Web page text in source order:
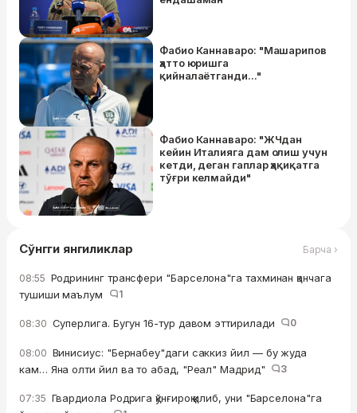
Фабио Каннаваро: "Машарипов
ҳатто юришга
қийналаётганди..."
Фабио Каннаваро: "ЖЧдан
кейин Италияга дам олиш учун
кетди, деган гаплар ҳақиқатга
тўғри келмайди"
Сўнгги янгиликлар Барча ›
08:55 Родрининг трансфери "Барселона"га тахминан қанчага
тушиши маълум
1
08:30 Суперлига. Бугун 16-тур давом эттирилади 0
08:00 Винисиус: "Бернабеу"даги саккиз йил — бу жуда
кам… Яна олти йил ва то абад, "Реал" Мадрид"
3
07:35 Гвардиола Родрига қўнғироқ қилиб, уни "Барселона"га